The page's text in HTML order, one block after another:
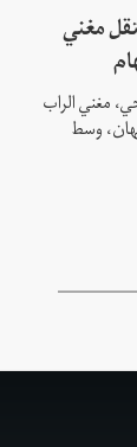
مغني
مغني الراب
وسط